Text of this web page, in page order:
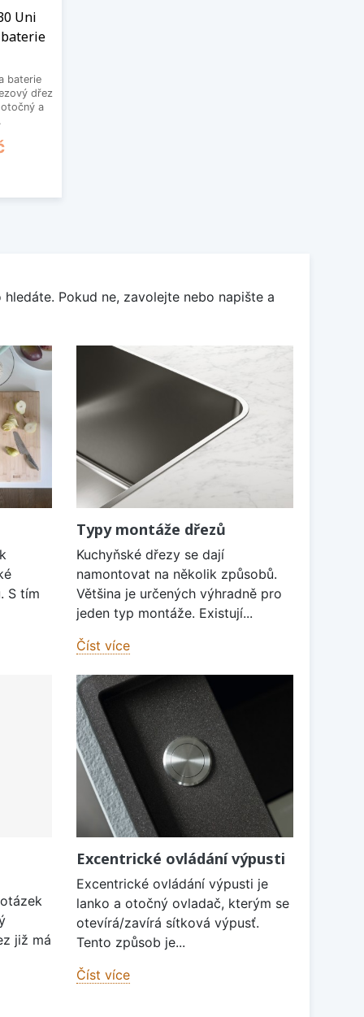
Uni
baterie
dřez
a
Pokud ne, zavolejte nebo napište a
S tím
Typy montáže dřezů
Kuchyňské dřezy se dají
namontovat na několik způsobů.
Většina je určených výhradně pro
jeden typ montáže. Existují...
Číst více
již má
Excentrické ovládání výpusti
Excentrické ovládání výpusti je
lanko a otočný ovladač, kterým se
otevírá/zavírá sítková výpusť.
Tento způsob je...
Číst více